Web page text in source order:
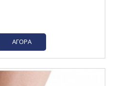
ΑΓΟΡΆ